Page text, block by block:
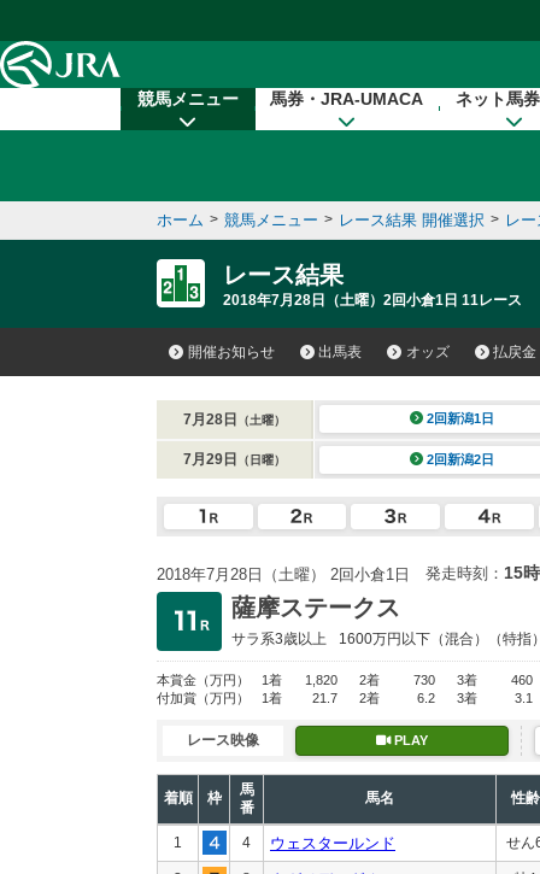
競馬メニュー 馬券・JRA-UMACA ネット馬
ホーム > 競馬メニュー > レース結果 開催選択 > レ
レース結果
2018年7月28日（土曜）2回小倉1日 11レース
開催お知らせ 出馬表 オッズ 払戻金
7月28日 （土曜） 2回新潟1日
7月29日 （日曜） 2回新潟2日
2018年7月28日（土曜） 2回小倉1日 発走時刻： 15
薩摩ステークス
サラ系3歳以上 1600万円以下 （混合）（特指
本賞金 （万円） 1着 1,820 2着 730 3着
460
付加賞 （万円） 1着 21.7 2着 6.2 3着 3.1
レース映像 PLAY
着順 枠
馬
番
馬名 性齢
1 4 ウェスタールンド せん